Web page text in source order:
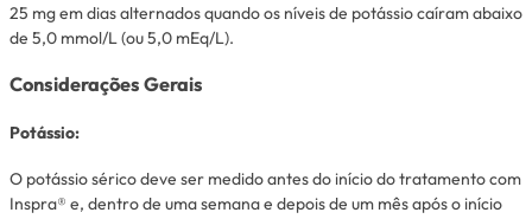
25 mg em dias alternados quando os níveis de potássio caíram abaixo
de 5,0 mmol/L (ou 5,0 mEq/L).
Considerações Gerais
Potássio:
O potássio sérico deve ser medido antes do início do tratamento com
Inspra® e, dentro de uma semana e depois de um mês após o início